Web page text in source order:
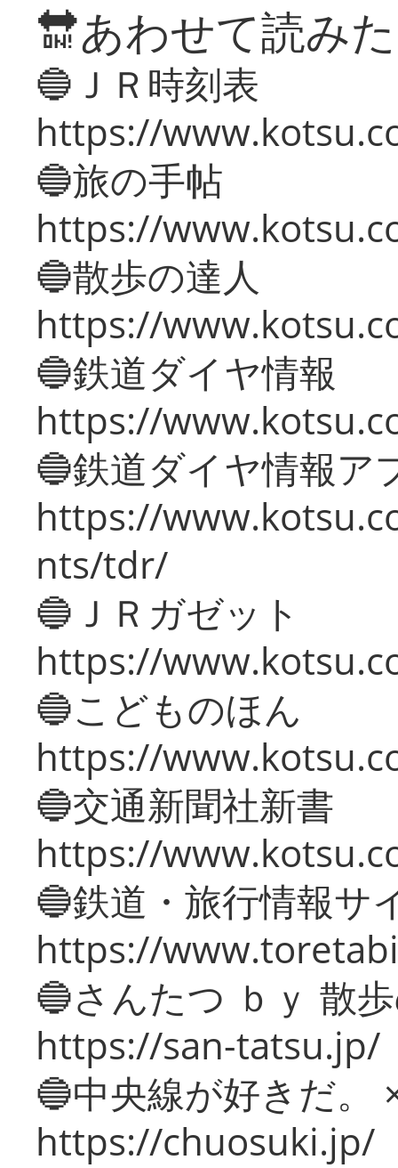
🔛あわせて読み
🔵ＪＲ時刻表
https://
🔵旅の手帖
https://
🔵散歩の達人
https://
🔵鉄道ダイヤ情報
https://
🔵鉄道ダイヤ情報ア
https://
nts/tdr/
🔵ＪＲガゼット
https://
🔵こどものほん
https://
🔵交通新聞社新書
https://
🔵鉄道・旅行情報サ
https://
🔵さんたつ ｂｙ 散
https://san-tatsu.jp/
🔵中央線が好きだ。
https://chuosuki.jp/